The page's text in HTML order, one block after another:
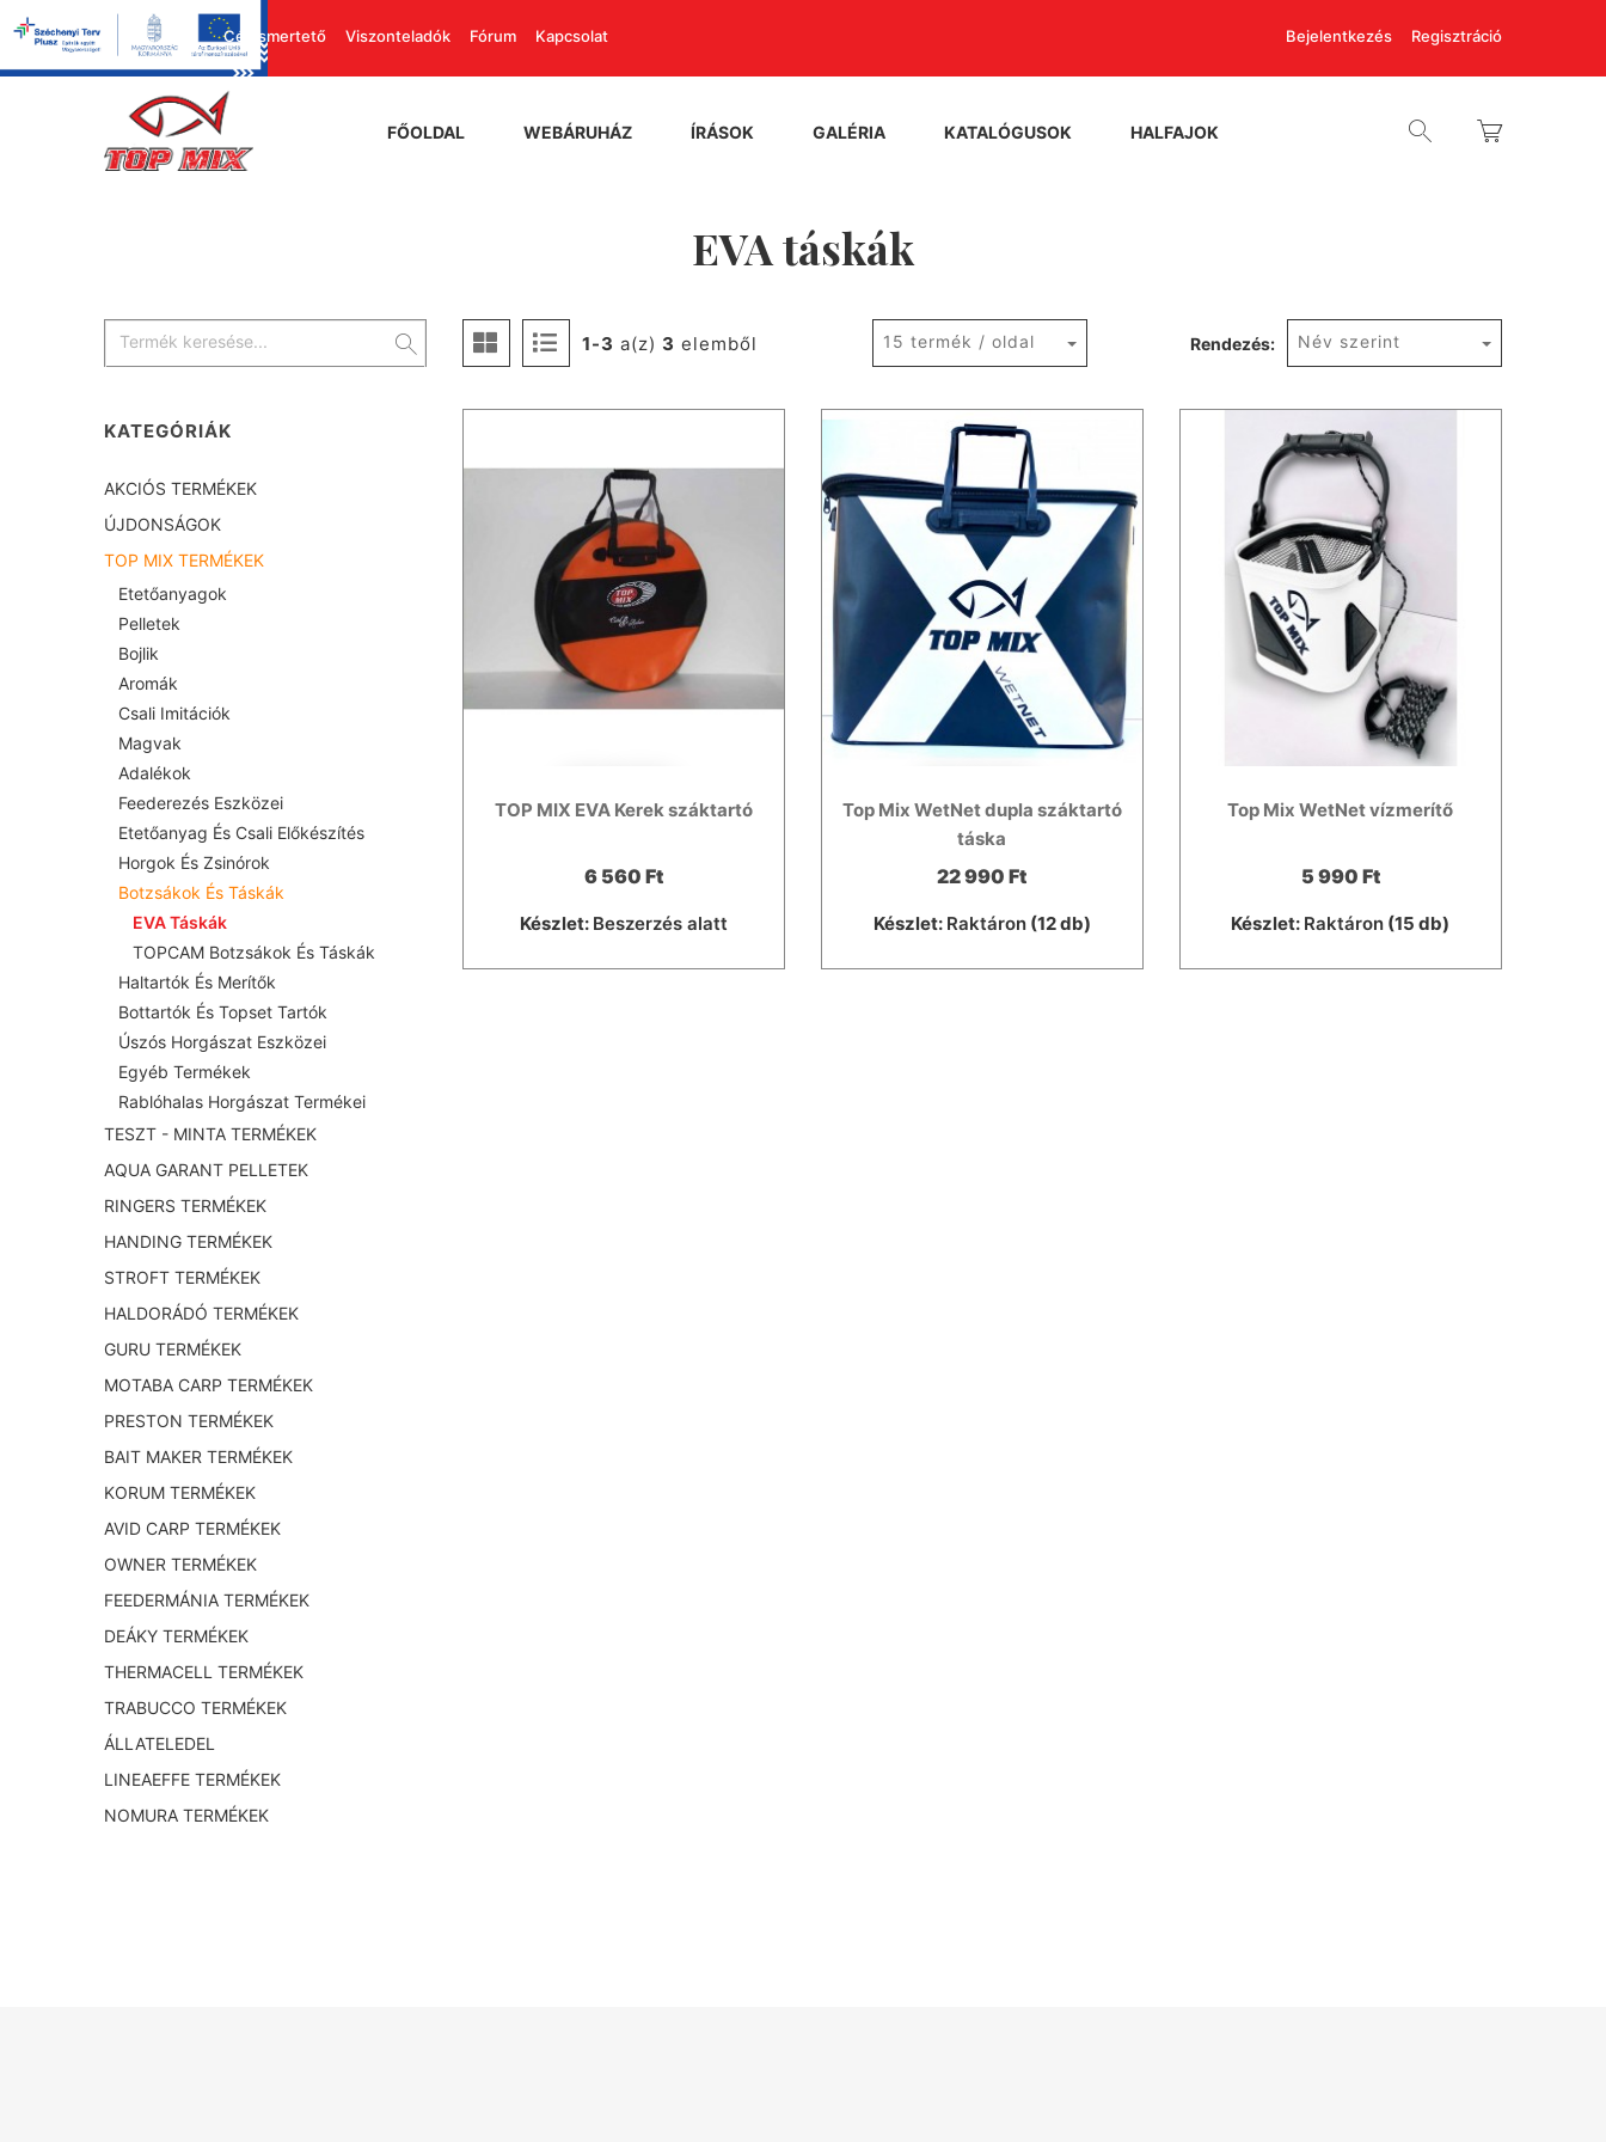
Cégismertető Viszonteladók Fórum Kapcsolat Bejelentkezés Regisztráció
FŐOLDAL WEBÁRUHÁZ ÍRÁSOK GALÉRIA KATALÓGUSOK HALFAJOK
EVA táskák
1-3 a(z) 3 elemből 15 termék / oldal Rendezés: Név szerint
TOP MIX EVA Kerek száktartó
6 560 Ft
Készlet: Beszerzés alatt
Top Mix WetNet dupla száktartó
táska
22 990 Ft
Készlet: Raktáron(12 db)
Top Mix WetNet vízmerítő
5 990 Ft
Készlet: Raktáron (15 db)
KATEGÓRIÁK
AKCIÓS TERMÉKEK
ÚJDONSÁGOK
TOP MIX TERMÉKEK
Etetőanyagok
Pelletek
Bojlik
Aromák
Csali Imitációk
Magvak
Adalékok
Feederezés Eszközei
Etetőanyag És Csali Előkészítés
Horgok És Zsinórok
Botzsákok És Táskák
EVA Táskák
TOPCAM Botzsákok És Táskák
Haltartók És Merítők
Bottartók És Topset Tartók
Úszós Horgászat Eszközei
Egyéb Termékek
Rablóhalas Horgászat Termékei
TESZT - MINTA TERMÉKEK
AQUA GARANT PELLETEK
RINGERS TERMÉKEK
HANDING TERMÉKEK
STROFT TERMÉKEK
HALDORÁDÓ TERMÉKEK
GURU TERMÉKEK
MOTABA CARP TERMÉKEK
PRESTON TERMÉKEK
BAIT MAKER TERMÉKEK
KORUM TERMÉKEK
AVID CARP TERMÉKEK
OWNER TERMÉKEK
FEEDERMÁNIA TERMÉKEK
DEÁKY TERMÉKEK
THERMACELL TERMÉKEK
TRABUCCO TERMÉKEK
ÁLLATELEDEL
LINEAEFFE TERMÉKEK
NOMURA TERMÉKEK